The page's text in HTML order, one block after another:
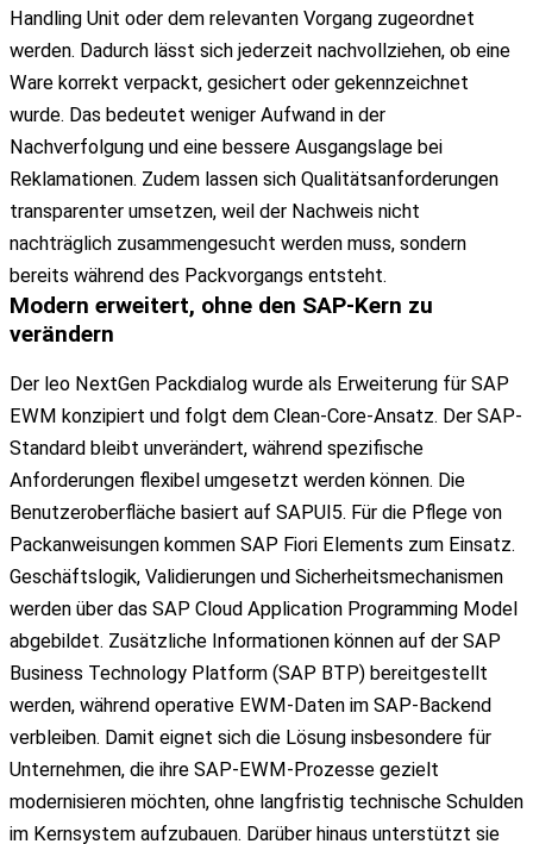
Handling Unit oder dem relevanten Vorgang zugeordnet
werden. Dadurch lässt sich jederzeit nachvollziehen, ob eine
Ware korrekt verpackt, gesichert oder gekennzeichnet
wurde. Das bedeutet weniger Aufwand in der
Nachverfolgung und eine bessere Ausgangslage bei
Reklamationen. Zudem lassen sich Qualitätsanforderungen
transparenter umsetzen, weil der Nachweis nicht
nachträglich zusammengesucht werden muss, sondern
bereits während des Packvorgangs entsteht.
Modern erweitert, ohne den SAP-Kern zu
verändern
Der leo NextGen Packdialog wurde als Erweiterung für SAP
EWM konzipiert und folgt dem Clean-Core-Ansatz. Der SAP-
Standard bleibt unverändert, während spezifische
Anforderungen flexibel umgesetzt werden können. Die
Benutzeroberfläche basiert auf SAPUI5. Für die Pflege von
Packanweisungen kommen SAP Fiori Elements zum Einsatz.
Geschäftslogik, Validierungen und Sicherheitsmechanismen
werden über das SAP Cloud Application Programming Model
abgebildet. Zusätzliche Informationen können auf der SAP
Business Technology Platform (SAP BTP) bereitgestellt
werden, während operative EWM-Daten im SAP-Backend
verbleiben. Damit eignet sich die Lösung insbesondere für
Unternehmen, die ihre SAP-EWM-Prozesse gezielt
modernisieren möchten, ohne langfristig technische Schulden
im Kernsystem aufzubauen. Darüber hinaus unterstützt sie